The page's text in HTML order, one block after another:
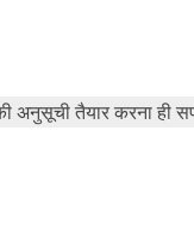
अनुसूची तैयार करना ही